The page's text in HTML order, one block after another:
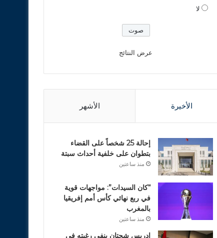
لا
عرض النتائج
الأخيرة الأشهر
إحالة 25 شخصاً على القضاء
بتطوان على خلفية أحداث سبتة
منذ ساعتين
“كان السيدات”: مواجهات قوية
في ربع نهائي كأس أمم إفريقيا
بالمغرب
منذ ساعتين
ادريس شحتان ينفي رغبته في